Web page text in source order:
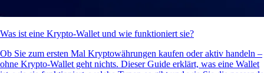
Was ist eine Krypto-Wallet und wie funktioniert sie?
Ob Sie zum ersten Mal Kryptowährungen kaufen oder aktiv handeln –
ohne Krypto-Wallet geht nichts. Dieser Guide erklärt, was eine Wallet